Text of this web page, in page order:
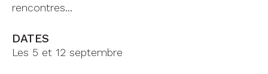
rencontres…
DATES
Les 5 et 12 septembre